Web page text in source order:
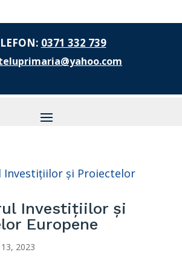
0371 332 739
Investițiilor și
Europene
2023